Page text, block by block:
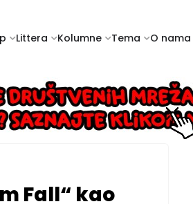
Littera Kolumne Tema O nama
Fall“ kao